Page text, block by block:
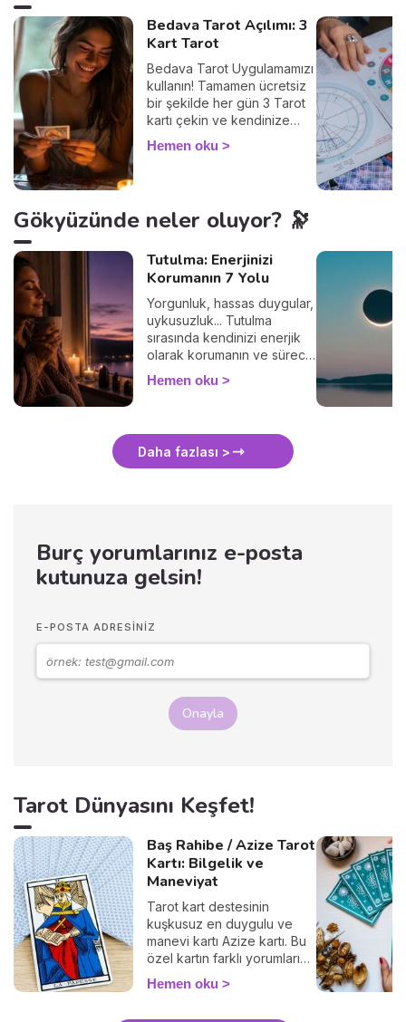
Bedava Tarot Açılımı: 3
Kart Tarot
Bedava Tarot Uygulamamızı
kullanın! Tamamen ücretsiz
bir şekilde her gün 3 Tarot
kartı çekin ve kendinize
ayıracağınız birkaç
dakikayla içsel
şu an içinde bulunduğunuz
durumu anlamak,
farkındalığınızı artırmak için
kullanılır. Haydi başlayalım!
Hemen oku
Gökyüzünde neler oluyor? 🔭
Tutulma: Enerjinizi
Korumanın 7 Yolu
Yorgunluk, hassas duygular,
uykusuzluk... Tutulma
sırasında kendinizi enerjik
olarak korumanın ve süreci
sakin geçirmenin 7 basit
yolunu keşfedin. 🛡️🌒
Hemen oku
Daha fazlası >
Burç yorumlarınız e-posta
kutunuza gelsin!
E-POSTA ADRESINIZ
Onayla
Tarot Dünyasını Keşfet!
Baş Rahibe / Azize Tarot
Kartı: Bilgelik ve
Maneviyat
Tarot kart destesinin
kuşkusuz en duygulu ve
manevi kartı Azize kartı. Bu
özel kartın farklı yorumlarını
keşfetmeye hazır olun.
Hemen oku